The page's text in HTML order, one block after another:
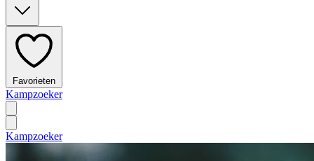
Favorieten
Kampzoeker
Kampzoeker